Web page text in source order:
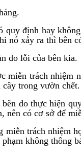
quy định hay
nó xảy ra thì bên
do lỗi của bên kia.
miễn trách nhiệm
cây trong vườn
do thực hiện
nên có cơ sở để
miễn trách nhiệm
không